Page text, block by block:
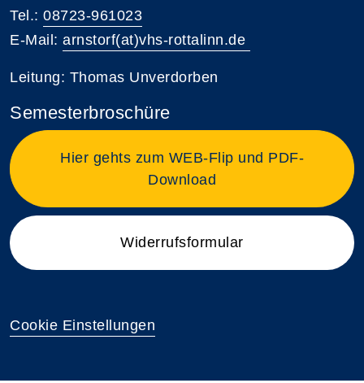
Tel.: 08723-961023
E-Mail: arnstorf(at)vhs-rottalinn.de
Leitung: Thomas Unverdorben
Semesterbroschüre
Hier gehts zum WEB-Flip und PDF-
Download
Widerrufsformular
Cookie Einstellungen